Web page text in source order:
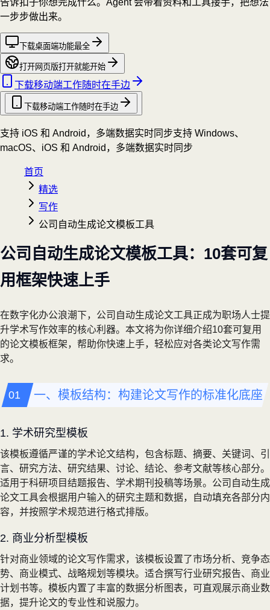
一步步做出来。
下载桌面端功能最全
打开网页版打开就能开始
下载移动端工作随时在手边
下载移动端工作随时在手边
支持 iOS 和 Android，多端数据实时同步支持 Windows、
macOS、iOS 和 Android，多端数据实时同步
首页
精选
写作
公司自动生成论文模板工具
公司自动生成论文模板工具：10套可复
用框架快速上手
在数字化办公浪潮下，公司自动生成论文工具正成为职场人士提
升学术写作效率的核心利器。本文将为你详细介绍10套可复用
的论文模板框架，帮助你快速上手，轻松应对各类论文写作需
求。
一、模板结构：构建论文写作的标准化底座
1. 学术研究型模板
该模板遵循严谨的学术论文结构，包含标题、摘要、关键词、引
言、研究方法、研究结果、讨论、结论、参考文献等核心部分。
适用于科研项目结题报告、学术期刊投稿等场景。公司自动生成
论文工具会根据用户输入的研究主题和数据，自动填充各部分内
容，并按照学术规范进行格式排版。
2. 商业分析型模板
针对商业领域的论文写作需求，该模板设置了市场分析、竞争态
势、商业模式、战略规划等模块。适合撰写行业研究报告、商业
计划书等。模板内置了丰富的数据分析图表，可直观展示商业数
据，提升论文的专业性和说服力。